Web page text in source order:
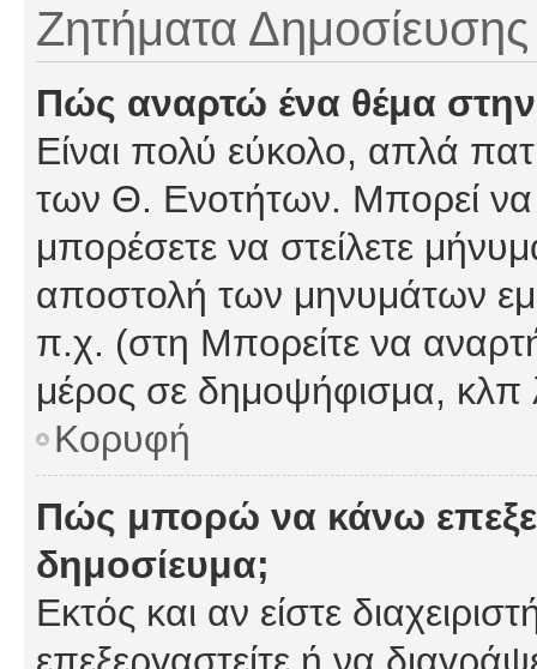
Ζητήματα Δημοσίευσης
Πώς αναρτώ ένα θέμα
Είναι πολύ εύκολο, απλά
των Θ. Ενοτήτων. Μπορεί να
μπορέσετε να στείλετε
αποστολή των μηνυμάτων
π.χ. (στη Μπορείτε να
μέρος σε δημοψήφισμα, κλπ
Κορυφή
Πώς μπορώ να κάνω
δημοσίευμα;
Εκτός και αν είστε
επεξεργαστείτε ή να